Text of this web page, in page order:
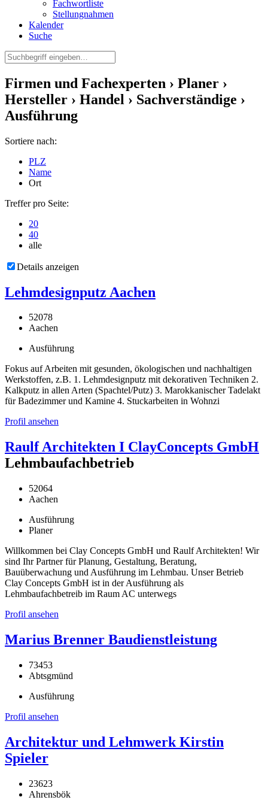
Fachwortliste
Stellungnahmen
Kalender
Suche
Firmen und Fachexperten › Planer ›
Hersteller › Handel › Sachverständige ›
Ausführung
Sortiere nach:
PLZ
Name
Ort
Treffer pro Seite:
20
40
alle
Details anzeigen
Lehmdesignputz Aachen
52078
Aachen
Ausführung
Fokus auf Arbeiten mit gesunden, ökologischen und nachhaltigen
Werkstoffen, z.B. 1. Lehmdesignputz mit dekorativen Techniken 2.
Kalkputz in allen Arten (Spachtel/Putz) 3. Marokkanischer Tadelakt
für Badezimmer und Kamine 4. Stuckarbeiten in Wohnzi
Profil ansehen
Raulf Architekten I ClayConcepts GmbH
Lehmbaufachbetrieb
52064
Aachen
Ausführung
Planer
Willkommen bei Clay Concepts GmbH und Raulf Architekten! Wir
sind Ihr Partner für Planung, Gestaltung, Beratung,
Bauüberwachung und Ausführung im Lehmbau. Unser Betrieb
Clay Concepts GmbH ist in der Ausführung als
Lehmbaufachbetreib im Raum AC unterwegs
Profil ansehen
Marius Brenner Baudienstleistung
73453
Abtsgmünd
Ausführung
Profil ansehen
Architektur und Lehmwerk Kirstin
Spieler
23623
Ahrensbök